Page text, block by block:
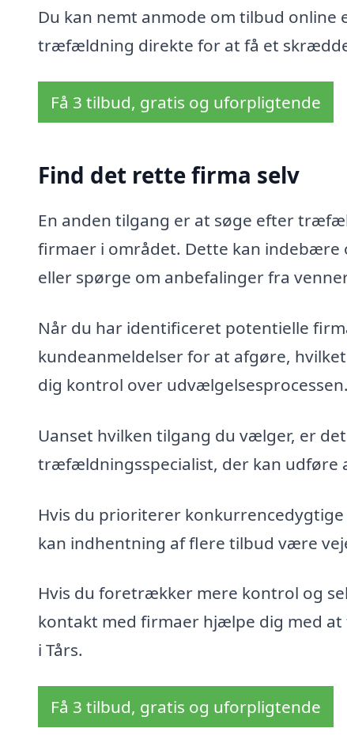
Du kan nemt anmode om tilbud online
træfældning direkte for at få et
Få 3 tilbud, gratis og uforpligtende
Find det rette firma selv
En anden tilgang er at søge efter
firmaer i området. Dette kan indebære
eller spørge om anbefalinger fra
Når du har identificeret potentielle
kundeanmeldelser for at afgøre,
dig kontrol over udvælgelsesprocessen.
Uanset hvilken tilgang du vælger, er
træfældningsspecialist, der kan udføre
Hvis du prioriterer
kan indhentning af flere tilbud være
Hvis du foretrækker mere kontrol og
kontakt med firmaer hjælpe dig med
i Tårs.
Få 3 tilbud, gratis og uforpligtende